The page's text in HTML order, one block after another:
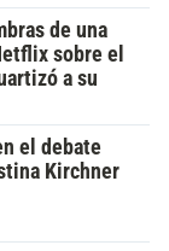
de una
sobre el
a su
el debate
Kirchner